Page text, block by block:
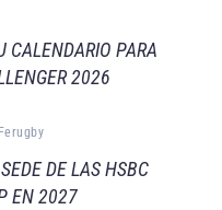
CALENDARIO PARA
2026
Ferugby
DE LAS HSBC
EN 2027